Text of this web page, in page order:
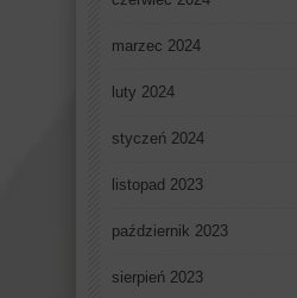
marzec 2024
luty 2024
styczeń 2024
listopad 2023
październik 2023
sierpień 2023